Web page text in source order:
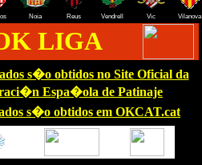
Noia Reus Vendrell Vic Vilanova
LIGA
s�o obtidos no Site Oficial da
Espa�ola de Patinaje
s�o obtidos em OKCAT.cat